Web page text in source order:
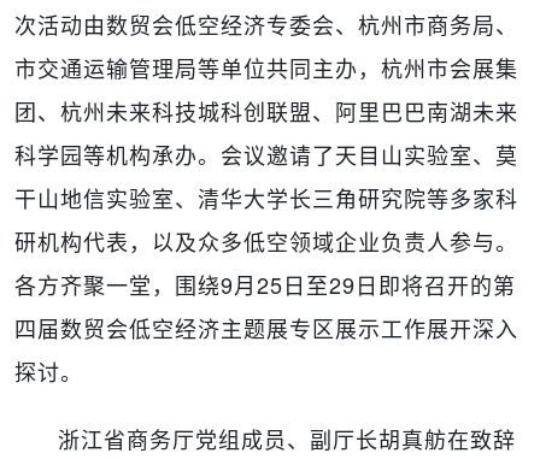
次活动由数贸会低空经济专委会、杭州市商务局、
市交通运输管理局等单位共同主办，杭州市会展集
团、杭州未来科技城科创联盟、阿里巴巴南湖未来
科学园等机构承办。会议邀请了天目山实验室、莫
干山地信实验室、清华大学长三角研究院等多家科
研机构代表，以及众多低空领域企业负责人参与。
各方齐聚一堂，围绕9月25日至29日即将召开的第
四届数贸会低空经济主题展专区展示工作展开深入
探讨。
浙江省商务厅党组成员、副厅长胡真舫在致辞